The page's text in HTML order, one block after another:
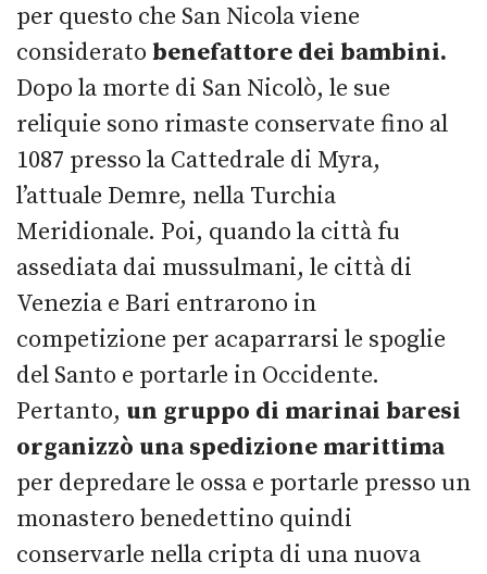
per questo che San Nicola viene
considerato benefattore dei bambini.
Dopo la morte di San Nicolò, le sue
reliquie sono rimaste conservate fino al
1087 presso la Cattedrale di Myra,
l’attuale Demre, nella Turchia
Meridionale. Poi, quando la città fu
assediata dai mussulmani, le città di
Venezia e Bari entrarono in
competizione per acaparrarsi le spoglie
del Santo e portarle in Occidente.
Pertanto, un gruppo di marinai baresi
organizzò una spedizione marittima
per depredare le ossa e portarle presso un
monastero benedettino quindi
conservarle nella cripta di una nuova